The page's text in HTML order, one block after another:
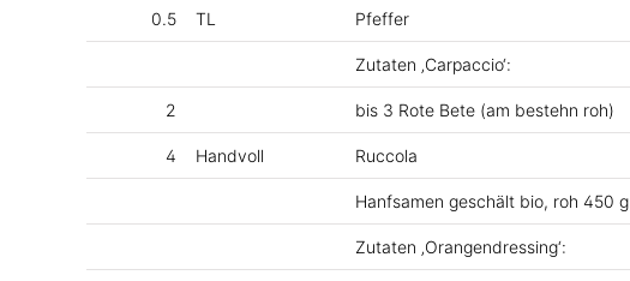
0.5 TL Pfeffer
Zutaten ‚Carpaccio‘:
2 bis 3 Rote Bete (am bestehn roh)
4 Handvoll Ruccola
Hanfsamen geschält bio, roh 450 g
Zutaten ‚Orangendressing‘: